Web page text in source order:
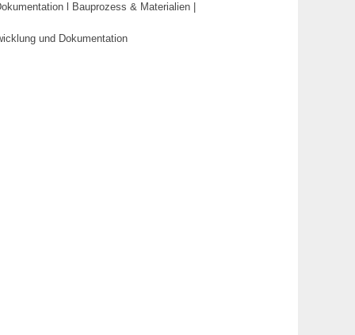
l Bauprozess & Materialien |
und Dokumentation